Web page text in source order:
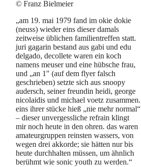
© Franz Bielmeier
„am 19. mai 1979 fand im okie dokie
(neuss) wieder eins dieser damals
zeitweise üblichen familientreffen statt.
juri gagarin bestand aus gabi und edu
delgado, decollete waren ein koch
namens meuser und eine hübsche frau,
und „an 1″ (auf dem flyer falsch
geschrieben) setzte sich aus snoopy
audersch, seiner freundin heidi, george
nicolaidis und michael voetz zusammen.
eins ihrer stücke hieß „nie mehr normal“
– dieser unvergessliche refrain klingt
mir noch heute in den ohren. das waren
amateurgruppen reinsten wassers, von
wegen drei akkorde; sie hätten nur bis
heute durchhalten müssen, um ähnlich
berühmt wie sonic youth zu werden.“